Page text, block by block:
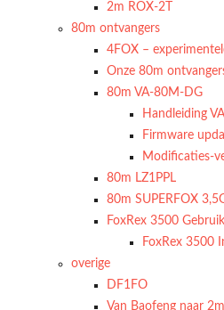
2m ROX-2T
80m ontvangers
4FOX –
Onze 80m
80m VA-80M-DG
Handleiding
Firmware
Modificaties-
80m LZ1PPL
80m SUPERFOX
FoxRex 3500
FoxRex 3500
overige
DF1FO
Van Baofeng naar